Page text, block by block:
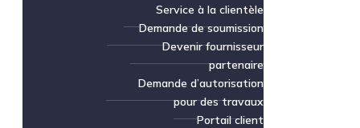
Service à la clientèle
Demande de soumission
Devenir fournisseur
partenaire
Demande d’autorisation
pour des travaux
Portail client